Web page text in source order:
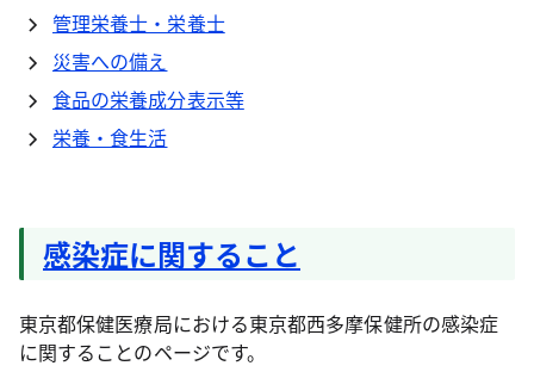
管理栄養士・栄養士
災害への備え
食品の栄養成分表示等
栄養・食生活
感染症に関すること
東京都保健医療局における東京都西多摩保健所の感染症
に関することのページです。